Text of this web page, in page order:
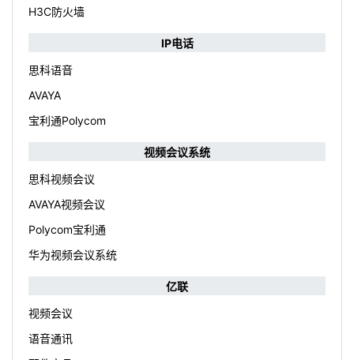
H3C防火墙
IP电话
思科语音
AVAYA
宝利通Polycom
视频会议系统
思科视频会议
AVAYA视频会议
Polycom宝利通
华为视频会议系统
亿联
视频会议
语音通讯